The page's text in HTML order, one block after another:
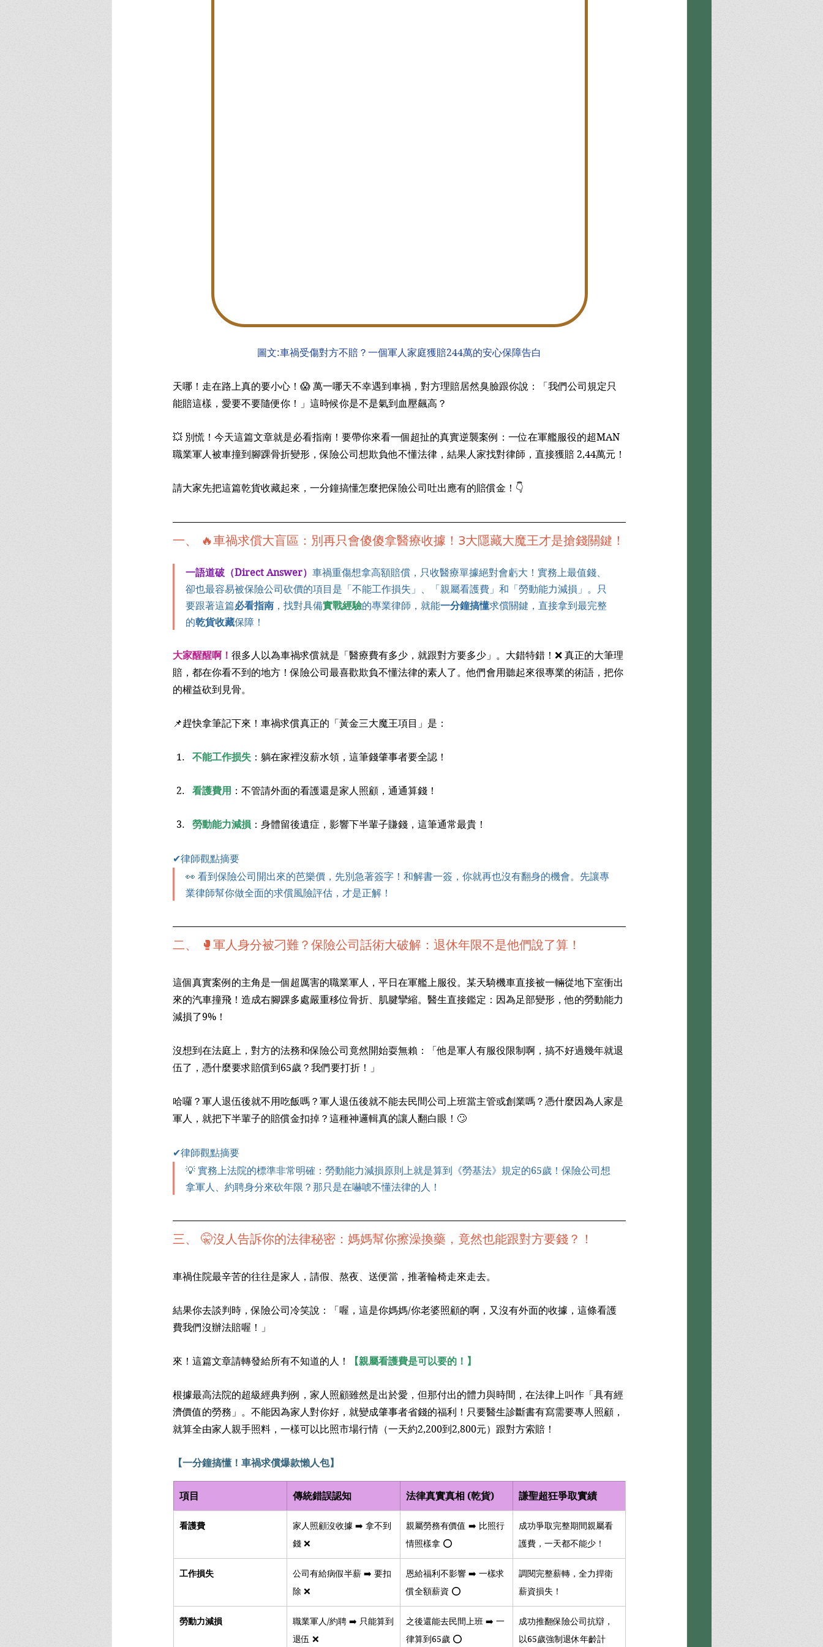
圖文:車禍受傷對方不賠？一個軍人家庭獲賠244萬的安心保障告白
天哪！走在路上真的要小心！😱 萬一哪天不幸遇到車禍，對方理賠居然臭臉跟你說：「我們公司規定只
能賠這樣，愛要不要隨便你！」這時候你是不是氣到血壓飆高？
💥 別慌！今天這篇文章就是必看指南！要帶你來看一個超扯的真實逆襲案例：一位在軍艦服役的超MAN
職業軍人被車撞到腳踝骨折變形，保險公司想欺負他不懂法律，結果人家找對律師，直接獲賠 2,44萬元！
請大家先把這篇乾貨收藏起來，一分鐘搞懂怎麼把保險公司吐出應有的賠償金！👇
一、 🔥車禍求償大盲區：別再只會傻傻拿醫療收據！3大隱藏大魔王才是搶錢關鍵！
一語道破（Direct Answer） 車禍重傷想拿高額賠償，只收醫療單據絕對會虧大！實務上最值錢、
卻也最容易被保險公司砍價的項目是「不能工作損失」、「親屬看護費」和「勞動能力減損」。只
要跟著這篇必看指南 ，找對具備實戰經驗的專業律師，就能一分鐘搞懂求償關鍵，直接拿到最完整
的乾貨收藏保障！
大家醒醒啊！ 很多人以為車禍求償就是「醫療費有多少，就跟對方要多少」。大錯特錯！❌ 真正的大筆理
賠，都在你看不到的地方！保險公司最喜歡欺負不懂法律的素人了。他們會用聽起來很專業的術語，把你
的權益砍到見骨。
📌趕快拿筆記下來！車禍求償真正的「黃金三大魔王項目」是：
不能工作损失 ：躺在家裡沒薪水領，這筆錢肇事者要全認！
看護費用 ：不管請外面的看護還是家人照顧，通通算錢！
勞動能力減損 ：身體留後遺症，影響下半輩子賺錢，這筆通常最貴！
✔律師觀點摘要
👀 看到保險公司開出來的芭樂價，先別急著簽字！和解書一簽，你就再也沒有翻身的機會。先讓專
業律師幫你做全面的求償風險評估，才是正解！
二、 🥊軍人身分被刁難？保險公司話術大破解：退休年限不是他們說了算！
這個真實案例的主角是一個超厲害的職業軍人，平日在軍艦上服役。某天騎機車直接被一輛從地下室衝出
來的汽車撞飛！造成右腳踝多處嚴重移位骨折、肌腱攣縮。醫生直接鑑定：因為足部變形，他的勞動能力
減損了9%！
沒想到在法庭上，對方的法務和保險公司竟然開始耍無賴：「他是軍人有服役限制啊，搞不好過幾年就退
伍了，憑什麼要求賠償到65歲？我們要打折！」
哈囉？軍人退伍後就不用吃飯嗎？軍人退伍後就不能去民間公司上班當主管或創業嗎？憑什麼因為人家是
軍人，就把下半輩子的賠償金扣掉？這種神邏輯真的讓人翻白眼！🙄
✔律師觀點摘要
💡 實務上法院的標準非常明確：勞動能力減損原則上就是算到《勞基法》規定的65歲！保險公司想
拿軍人、約聘身分來砍年限？那只是在嚇唬不懂法律的人！
三、 🤫沒人告訴你的法律秘密：媽媽幫你擦澡換藥，竟然也能跟對方要錢？！
車禍住院最辛苦的往往是家人，請假、熬夜、送便當，推著輪椅走來走去。
結果你去談判時，保險公司冷笑說：「喔，這是你媽媽/你老婆照顧的啊，又沒有外面的收據，這條看護
費我們沒辦法賠喔！」
來！這篇文章請轉發給所有不知道的人！ 【親屬看護費是可以要的！】
根據最高法院的超級經典判例，家人照顧雖然是出於愛，但那付出的體力與時間，在法律上叫作「具有經
濟價值的勞務」。不能因為家人對你好，就變成肇事者省錢的福利！只要醫生診斷書有寫需要專人照顧，
就算全由家人親手照料，一樣可以比照市場行情（一天約2,200到2,800元）跟對方索賠！
【一分鐘搞懂！車禍求償爆款懶人包】
項目 傳統錯誤認知 法律真實真相 (乾貨) 謙聖超狂爭取實績
看護費
家人照顧沒收據 ➡️ 拿不到
錢 ❌
親屬勞務有價值 ➡️ 比照行
情照樣拿 ⭕
成功爭取完整期間親屬看
護費，一天都不能少！
工作損失
公司有給病假半薪 ➡️ 要扣
除 ❌
恩給福利不影響 ➡️ 一樣求
償全額薪資 ⭕
調閱完整薪轉，全力捍衛
薪資損失！
勞動力減損
職業軍人/約聘 ➡️ 只能算到
退伍 ❌
之後還能去民間上班 ➡️ 一
律算到65歲 ⭕
成功推翻保險公司抗辯，
以65歲強制退休年齡計